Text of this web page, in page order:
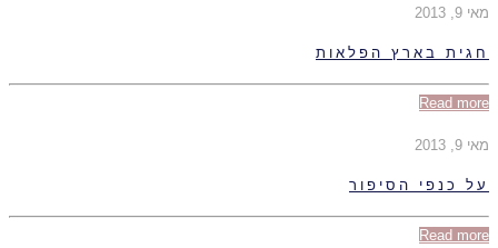
מאי 9, 2013
חגית בארץ הפלאות
Read more
מאי 9, 2013
על כנפי הסיפור
Read more